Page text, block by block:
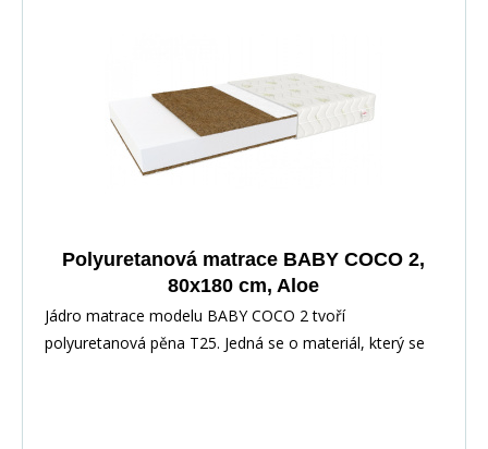
Polyuretanová matrace BABY COCO 2,
80x180 cm, Aloe
Jádro matrace modelu BABY COCO 2 tvoří
polyuretanová pěna T25. Jedná se o materiál, který se